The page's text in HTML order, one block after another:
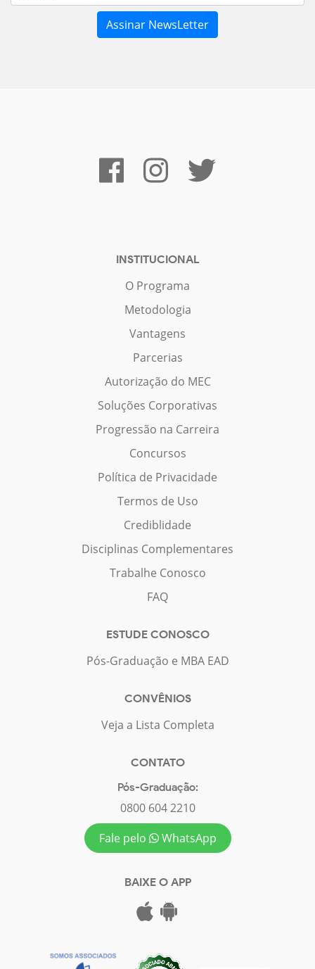
INSTITUCIONAL
O Programa
Metodologia
Vantagens
Parcerias
Autorização do MEC
Soluções Corporativas
Progressão na Carreira
Concursos
Política de Privacidade
Termos de Uso
Crediblidade
Disciplinas Complementares
Trabalhe Conosco
FAQ
ESTUDE CONOSCO
Pós-Graduação e MBA EAD
CONVÊNIOS
Veja a Lista Completa
CONTATO
Pós-Graduação:
0800 604 2210
Fale pelo
WhatsApp
BAIXE O APP